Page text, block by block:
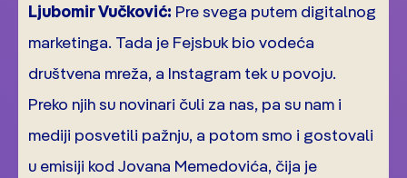
Ljubomir Vučković: Pre svega putem digitalnog
marketinga. Tada je Fejsbuk bio vodeća
društvena mreža, a Instagram tek u povoju.
Preko njih su novinari čuli za nas, pa su nam i
mediji posvetili pažnju, a potom smo i gostovali
u emisiji kod Jovana Memedovića, čija je